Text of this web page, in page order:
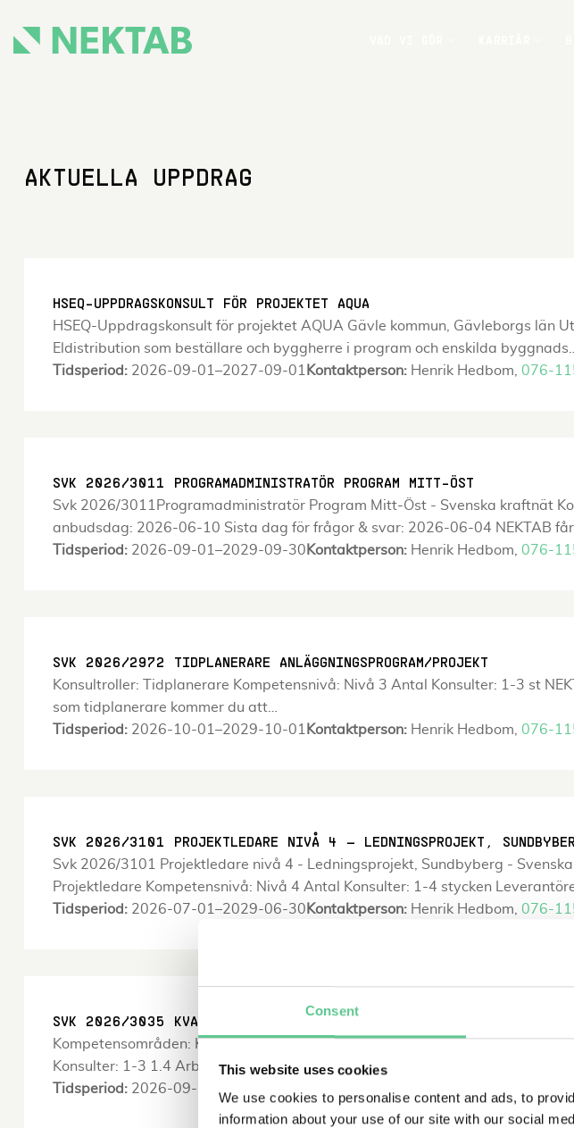
Consent
This website uses cookies
We use cookies to personalise content and ads, to
information about your use of our site with our social
content
AKTUELLA UPPDRAG
HSEQ-UPPDRAGSKONSULT FÖR PROJEKTET AQUA
HSEQ-Uppdragskonsult för projektet AQUA Gävle kommun, Gävleborgs
Eldistribution som beställare och byggherre i program och enskilda byggnads…
Tidsperiod: 2026-09-01–2027-09-01 Kontaktperson: Henrik Hedbom, 076-
SVK 2026/3011 PROGRAMADMINISTRATÖR PROGRAM MITT-ÖST
Svk 2026/3011Programadministratör Program Mitt-Öst - Svenska kraftnät
anbudsdag: 2026-06-10 Sista dag för frågor & svar: 2026-06-04 NEKTAB får
Tidsperiod: 2026-09-01–2029-09-30 Kontaktperson: Henrik Hedbom, 076-
SVK 2026/2972 TIDPLANERARE ANLÄGGNINGSPROGRAM/PROJEKT
Konsultroller: Tidplanerare Kompetensnivå: Nivå 3 Antal Konsulter: 1-3 st
som tidplanerare kommer du att…
Tidsperiod: 2026-10-01–2029-10-01 Kontaktperson: Henrik Hedbom, 076-
SVK 2026/3101 PROJEKTLEDARE NIVÅ 4 – LEDNINGSPROJEKT,
Svk 2026/3101 Projektledare nivå 4 - Ledningsprojekt, Sundbyberg -
Projektledare Kompetensnivå: Nivå 4 Antal Konsulter: 1-4 stycken
Tidsperiod: 2026-07-01–2029-06-30 Kontaktperson: Henrik Hedbom, 076-
SVK 2026/3035 KVALITETSSPECIALIST TILL ANLÄGGNINGSPROGRAM- OCH
Kompetensområden: Kompetensområde 1: Projektledning och projektstöd,
Konsulter: 1-3 1.4 Arbetsuppgifter Som kvalitetsspecialist kommer du att ha
Tidsperiod: 2026-09-21–2029-09-21